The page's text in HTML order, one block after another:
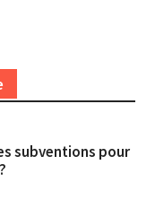
subventions pour